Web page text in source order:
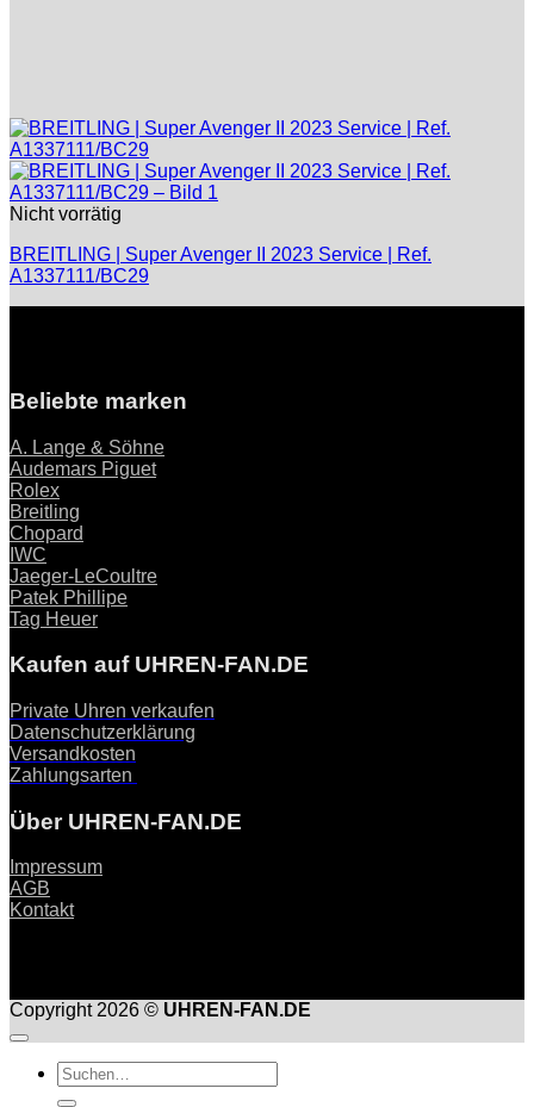
Nicht vorrätig
BREITLING | Super Avenger II 2023 Service | Ref.
A1337111/BC29
Beliebte marken
A. Lange & Söhne
Audemars Piguet
Rolex
Breitling
Chopard
IWC
Jaeger-LeCoultre
Patek Phillipe
Tag Heuer
Kaufen auf UHREN-FAN.DE
Private Uhren verkaufen
Datenschutzerklärung
Versandkosten
Zahlungsarten
Über UHREN-FAN.DE
Impressum
AGB
Kontakt
Copyright 2026 © UHREN-FAN.DE
Suche
nach: